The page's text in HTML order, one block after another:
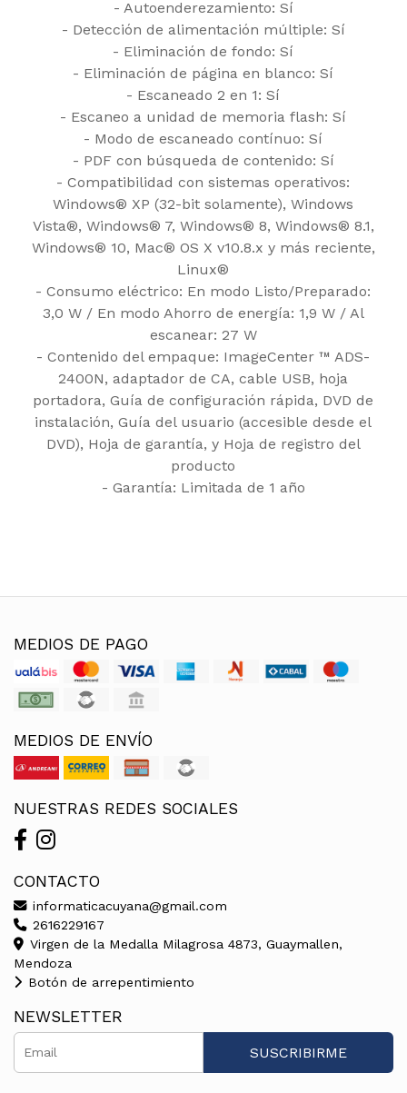
- Autoenderezamiento: Sí
- Detección de alimentación múltiple: Sí
- Eliminación de fondo: Sí
- Eliminación de página en blanco: Sí
- Escaneado 2 en 1: Sí
- Escaneo a unidad de memoria flash: Sí
- Modo de escaneado contínuo: Sí
- PDF con búsqueda de contenido: Sí
- Compatibilidad con sistemas operativos:
Windows® XP (32-bit solamente), Windows
Vista®, Windows® 7, Windows® 8, Windows® 8.1,
Windows® 10, Mac® OS X v10.8.x y más reciente,
Linux®
- Consumo eléctrico: En modo Listo/Preparado:
3,0 W / En modo Ahorro de energía: 1,9 W / Al
escanear: 27 W
- Contenido del empaque: ImageCenter ™ ADS-
2400N, adaptador de CA, cable USB, hoja
portadora, Guía de configuración rápida, DVD de
instalación, Guía del usuario (accesible desde el
DVD), Hoja de garantía, y Hoja de registro del
producto
- Garantía: Limitada de 1 año
MEDIOS DE PAGO
MEDIOS DE ENVÍO
NUESTRAS REDES SOCIALES
CONTACTO
informaticacuyana@gmail.com
2616229167
Virgen de la Medalla Milagrosa 4873, Guaymallen,
Mendoza
Botón de arrepentimiento
NEWSLETTER
SUSCRIBIRME